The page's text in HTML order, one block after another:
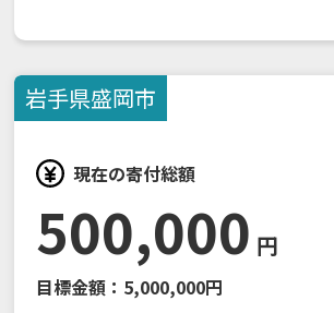
岩手県盛岡市
現在の寄付総額
500,000 円
目標金額： 5,000,000円